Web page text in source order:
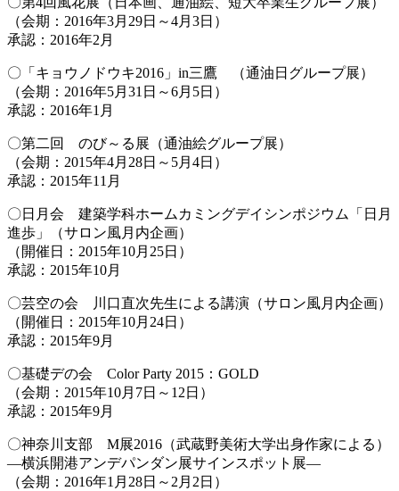
（会期：2016年3月29日～4月3日）
承認：2016年2月
〇「キョウノドウキ2016」in三鷹 （通油日グループ展）
（会期：2016年5月31日～6月5日）
承認：2016年1月
〇第二回 のび～る展（通油絵グループ展）
（会期：2015年4月28日～5月4日）
承認：2015年11月
〇日月会 建築学科ホームカミングデイシンポジウム「日月
進歩」（サロン風月内企画）
（開催日：2015年10月25日）
承認：2015年10月
〇芸空の会 川口直次先生による講演（サロン風月内企画）
（開催日：2015年10月24日）
承認：2015年9月
〇基礎デの会 Color Party 2015：GOLD
（会期：2015年10月7日～12日）
承認：2015年9月
〇神奈川支部 M展2016（武蔵野美術大学出身作家による）
―横浜開港アンデパンダン展サインスポット展―
（会期：2016年1月28日～2月2日）